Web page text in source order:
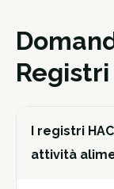
Registri
I registri
attività